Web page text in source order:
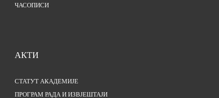
ЧАСОПИСИ
АКТИ
СТАТУТ АКАДЕМИЈЕ
ПРОГРАМ РАДА И ИЗВЈЕШТАЈИ